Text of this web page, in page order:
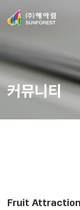
커뮤니티
Fruit